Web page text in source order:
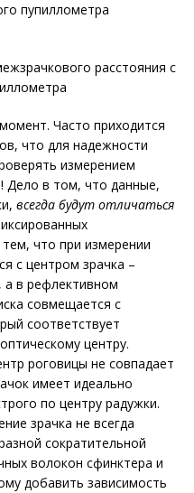
пупиллометра
расстояния с
Часто приходится
что для надежности
измерением
Дело в том, что данные,
всегда будут отличаться
что при измерении
с центром зрачка –
а в рефлективном
совмещается с
соответствует
центру.
роговицы не совпадает
имеет идеально
по центру радужки.
зрачка не всегда
сократительной
волокон сфинктера и
добавить зависимость